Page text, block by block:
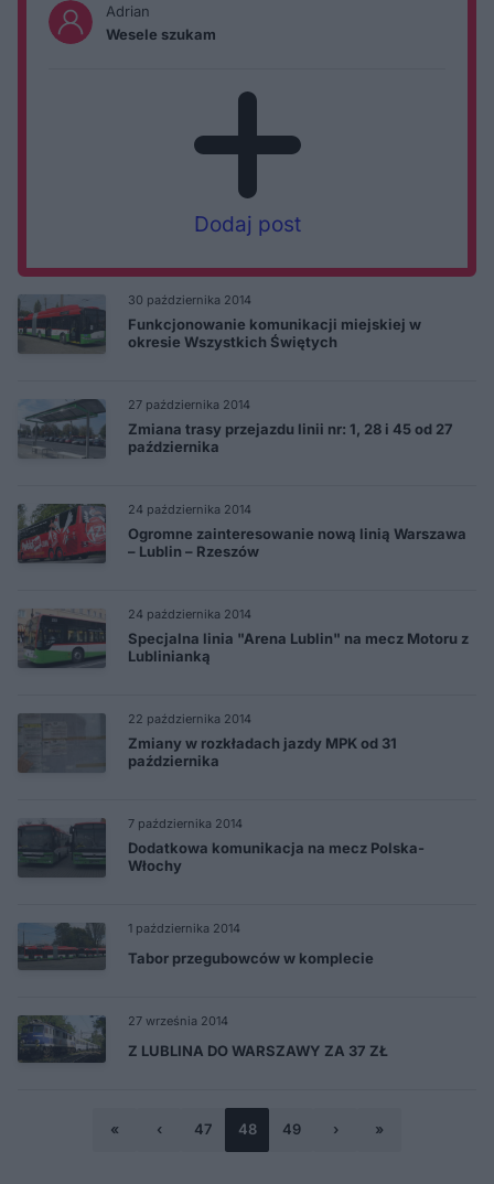
30 października 2014
Funkcjonowanie komunikacji miejskiej w
okresie Wszystkich Świętych
27 października 2014
Zmiana trasy przejazdu linii nr: 1, 28 i 45 od 27
października
24 października 2014
Ogromne zainteresowanie nową linią Warszawa
– Lublin – Rzeszów
24 października 2014
Specjalna linia "Arena Lublin" na mecz Motoru z
Lublinianką
22 października 2014
Zmiany w rozkładach jazdy MPK od 31
października
7 października 2014
Dodatkowa komunikacja na mecz Polska-
Włochy
1 października 2014
Tabor przegubowców w komplecie
27 września 2014
Z LUBLINA DO WARSZAWY ZA 37 ZŁ
« ‹ 47 48 49 › »
Adrian
Wesele szukam
Dodaj post